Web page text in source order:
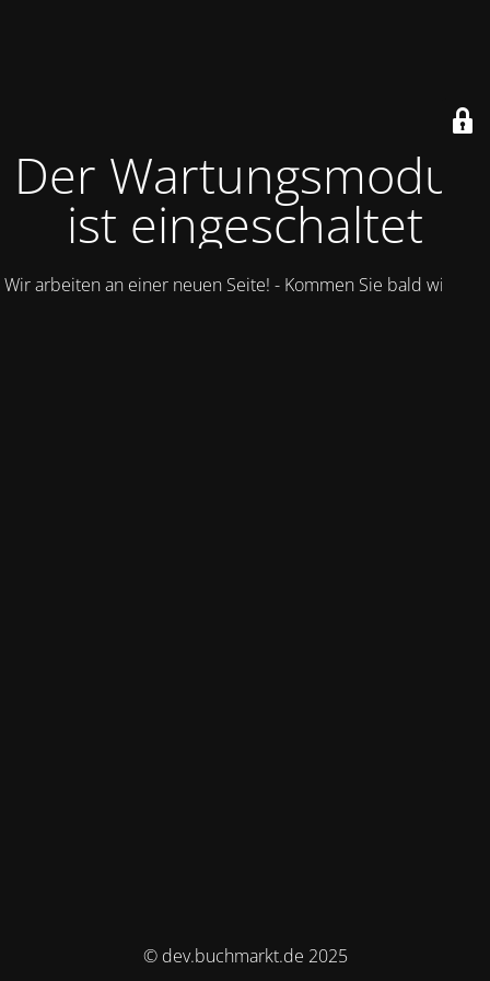
Der Wartungsmodus
ist eingeschaltet
Wir arbeiten an einer neuen Seite! - Kommen Sie bald wieder.
© dev.buchmarkt.de 2025